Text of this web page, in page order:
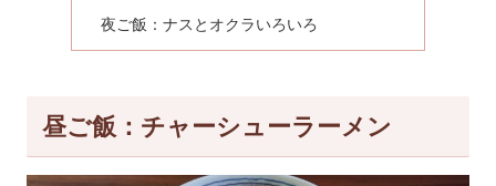
夜ご飯：ナスとオクラいろいろ
昼ご飯：チャーシューラーメン